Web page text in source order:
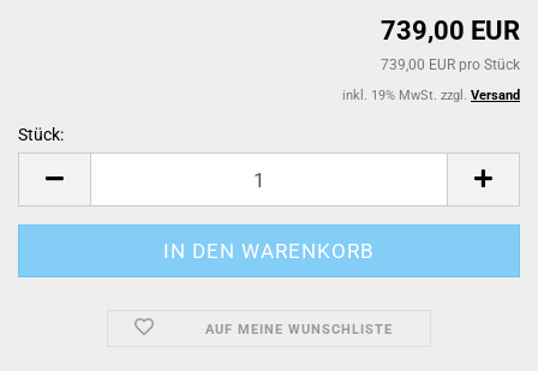
739,00 EUR
739,00 EUR pro Stück
inkl. 19% MwSt. zzgl. Versand
Stück:
AUF MEINE WUNSCHLISTE